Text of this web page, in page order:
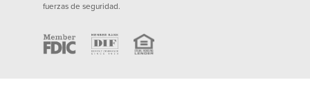
fuerzas de seguridad.